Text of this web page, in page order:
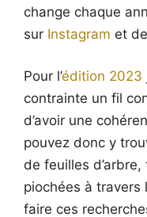
change chaque
sur Instagram et
Pour l’édition 2023
contrainte un fil
d’avoir une
pouvez donc y
de feuilles
piochées à travers
faire ces